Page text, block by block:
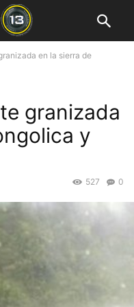
en la sierra de
granizada
y
0
527